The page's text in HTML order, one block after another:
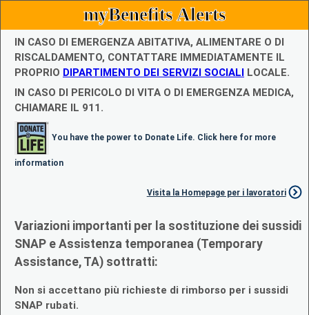
myBenefits Alerts
IN CASO DI EMERGENZA ABITATIVA, ALIMENTARE O DI
RISCALDAMENTO, CONTATTARE IMMEDIATAMENTE IL
PROPRIO DIPARTIMENTO DEI SERVIZI SOCIALI LOCALE.
IN CASO DI PERICOLO DI VITA O DI EMERGENZA MEDICA,
CHIAMARE IL 911.
You have the power to Donate Life. Click here for more
information
Visita la Homepage per i lavoratori
Variazioni importanti per la sostituzione dei sussidi
SNAP e Assistenza temporanea (Temporary
Assistance, TA) sottratti:
Non si accettano più richieste di rimborso per i sussidi
SNAP rubati.